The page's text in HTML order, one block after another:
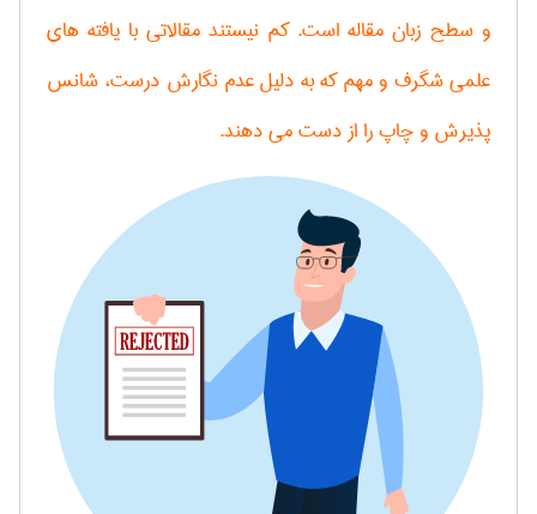
و سطح زبان مقاله است. کم نیستند مقالاتی با یافته های
علمی شگرف و مهم که به دلیل عدم نگارش درست، شانس
پذیرش و چاپ را از دست می دهند.